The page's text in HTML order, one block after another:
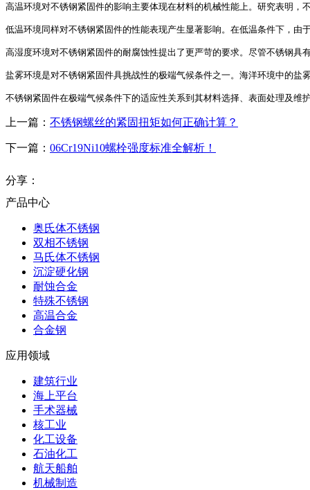
高温环境对不锈钢紧固件的影响主要体现在材料的机械性能上。研究表明
低温环境同样对不锈钢紧固件的性能表现产生显著影响。在低温条件下，
高湿度环境对不锈钢紧固件的耐腐蚀性提出了更严苛的要求。尽管不锈钢
盐雾环境是对不锈钢紧固件具挑战性的极端气候条件之一。海洋环境中的
上一篇： 不锈钢螺丝的紧固扭矩如何正确计算？
下一篇： 06Cr19Ni10螺栓强度标准全解析！
分享：
产品中心
奥氏体不锈钢
双相不锈钢
马氏体不锈钢
沉淀硬化钢
耐蚀合金
特殊不锈钢
高温合金
合金钢
应用领域
建筑行业
海上平台
手术器械
核工业
化工设备
石油化工
航天船舶
机械制造